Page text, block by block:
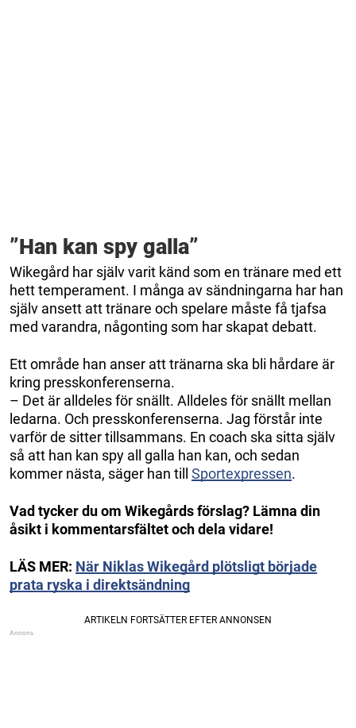
”Han kan spy galla”
Wikegård har själv varit känd som en tränare med ett
hett temperament. I många av sändningarna har han
själv ansett att tränare och spelare måste få tjafsa
med varandra, någonting som har skapat debatt.
Ett område han anser att tränarna ska bli hårdare är
kring presskonferenserna.
– Det är alldeles för snällt. Alldeles för snällt mellan
ledarna. Och presskonferenserna. Jag förstår inte
varför de sitter tillsammans. En coach ska sitta själv
så att han kan spy all galla han kan, och sedan
kommer nästa, säger han till Sportexpressen.
Vad tycker du om Wikegårds förslag? Lämna din
åsikt i kommentarsfältet och dela vidare!
LÄS MER: När Niklas Wikegård plötsligt började
prata ryska i direktsändning